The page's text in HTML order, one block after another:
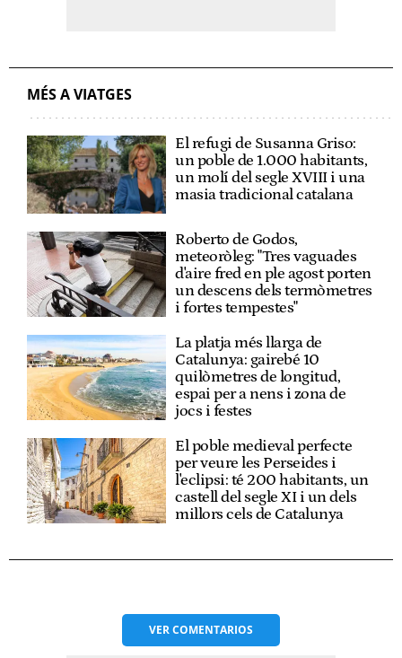
MÉS A VIATGES
El refugi de Susanna Griso:
un poble de 1.000 habitants,
un molí del segle XVIII i una
masia tradicional catalana
Roberto de Godos,
meteoròleg: "Tres vaguades
d'aire fred en ple agost porten
un descens dels termòmetres
i fortes tempestes"
La platja més llarga de
Catalunya: gairebé 10
quilòmetres de longitud,
espai per a nens i zona de
jocs i festes
El poble medieval perfecte
per veure les Perseides i
l'eclipsi: té 200 habitants, un
castell del segle XI i un dels
millors cels de Catalunya
VERCOMENTARIOS